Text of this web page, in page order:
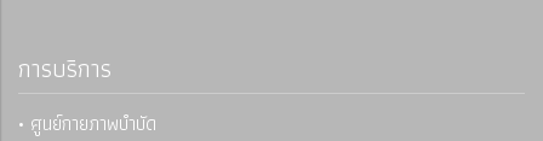
การบริการ
• ศูนย์กายภาพบำบัด